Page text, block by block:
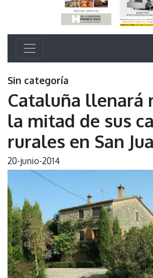
Sin categoría
Cataluña llenará
la mitad de sus
rurales en San
20-junio-2014